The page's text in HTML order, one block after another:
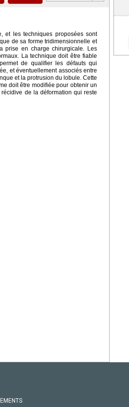
et les techniques proposées sont
de sa forme tridimensionnelle et
prise en charge chirurgicale. Les
La technique doit être fiable
de qualifier les défauts qui
et éventuellement associés entre
et la protrusion du lobule. Cette
doit être modifiée pour obtenir un
de la déformation qui reste